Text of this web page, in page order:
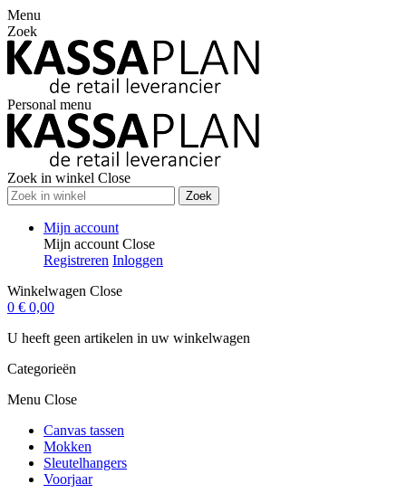
Menu
Zoek
Personal menu
Zoek in winkel Close
Zoek
Mijn account
Mijn account Close
Registreren Inloggen
Winkelwagen Close
0 € 0,00
U heeft geen artikelen in uw winkelwagen
Categorieën
Menu Close
Canvas tassen
Mokken
Sleutelhangers
Voorjaar